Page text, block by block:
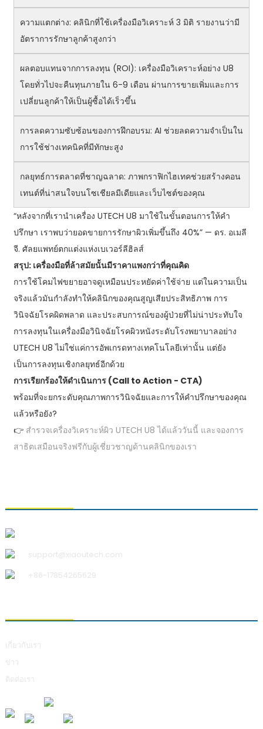
ความแตกต่าง: คลินิกที่ใช้เครื่องมือวิเคราะห์ 3 มิติ รายงานว่ามี
อัตราการรักษาลูกค้าสูงกว่า
ผลตอบแทนจากการลงทุน (ROI): เครื่องมือวิเคราะห์อย่าง U8
โดยทั่วไปจะคืนทุนภายใน 6-9 เดือน ผ่านการขายเพิ่มและการ
เปลี่ยนลูกค้าให้เป็นผู้ซื้อได้เร็วขึ้น
การลดความซับซ้อนของการฝึกอบรม: AI ช่วยลดความจำเป็นใน
การใช้ช่างเทคนิคที่มีทักษะสูง
กลยุทธ์การตลาดที่ชาญฉลาด: ภาพกราฟิกไฮเทคช่วยสร้างคอน
เทนต์ที่น่าสนใจบนโซเชียลมีเดียและเว็บไซต์ของคุณ
“หลังจากที่เรานำเครื่อง UTECH U8 มาใช้ในขั้นตอนการให้คำ
ปรึกษา เราพบว่ายอดขายการรักษาผิวเพิ่มขึ้นถึง 40%” — ดร. อเมลี
จี. ศัลยแพทย์ตกแต่งแห่งเบเวอร์ลีฮิลส์
สรุป: เครื่องมือที่ล้าสมัยนั้นมีราคาแพงกว่าที่คุณคิด
การใช้โคมไฟขยายอาจดูเหมือนประหยัดค่าใช้จ่าย แต่ในความเป็น
จริงแล้วมันกำลังทำให้คลินิกของคุณสูญเสียประสิทธิภาพ การ
วินิจฉัยโรคผิดพลาด และประสบการณ์ของผู้ป่วยที่ไม่น่าประทับใจ
การลงทุนในเครื่องมือวินิจฉัยโรคผิวหนังระดับโรงพยาบาลอย่าง
UTECH U8 ไม่ใช่แค่การอัพเกรดทางเทคโนโลยีเท่านั้น แต่ยัง
เป็นการลงทุนเชิงกลยุทธ์อีกด้วย
การเรียกร้องให้ดำเนินการ (Call to Action - CTA)
พร้อมที่จะยกระดับคุณภาพการวินิจฉัยและการให้คำปรึกษาของคุณ
แล้วหรือยัง?
👉 สำรวจเครื่องวิเคราะห์ผิว UTECH U8 ได้แล้ววันนี้ และจองการ
สาธิตเสมือนจริงฟรีกับผู้เชี่ยวชาญด้านคลินิกของเรา
support@xiaoutech.com
+86-17854265629
เกี่ยวกับเรา
ข่าว
ติดต่อเรา